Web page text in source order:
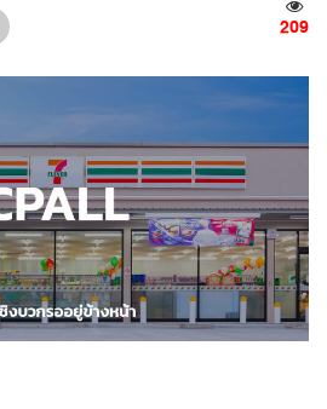
209